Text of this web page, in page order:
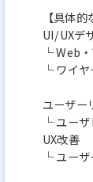
少しでも
けていれ
と嬉しい限
・不動産
投資用不
【具体的
UI/UXデ
└ Web
└ ワイ
ユーザー
└ ユー
UX改善
└ ユー